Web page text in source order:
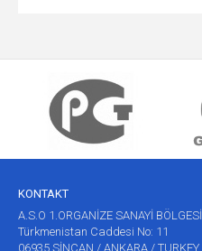
KONTAKT
A.S.O 1.ORGANİZE SANAYİ BÖLGESİ
Türkmenistan Caddesi No: 11
06935 SİNCAN / ANKARA / TURKEY